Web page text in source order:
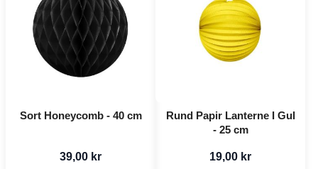
Sort Honeycomb - 40 cm
39,00 kr
Rund Papir Lanterne I Gul
- 25 cm
19,00 kr